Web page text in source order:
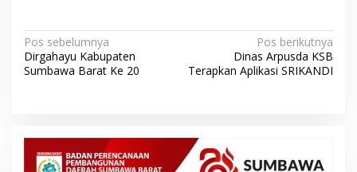
N
a
g
a
Pos sebelumnya
Dirgahayu Kabupaten
Sumbawa Barat Ke 20
Pos berikutnya
Dinas Arpusda KSB
Terapkan Aplikasi SRIKANDI